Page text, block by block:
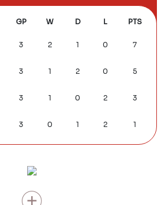
GP W D L PTS
3 2 1 0 7
3 1 2 0 5
3 1 0 2 3
3 0 1 2 1